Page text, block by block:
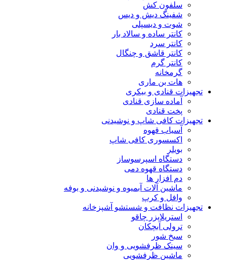
سلفون کش
شفینگ دیش و دیس
شوت و دیسپلی
کانتر ساده و سالاد بار
کانتر سرد
کانتر قاشق و چنگال
کانتر گرم
گرمخانه
هات بن ماری
تجهیزات قنادی و بیکری
آماده سازی قنادی
پخت قنادی
تجهیزات کافی شاپ و نوشیدنی
آسیاب قهوه
اکسسوری کافی شاپ
بویلر
دستگاه اسپرسوساز
دستگاه قهوه دمی
دم افزار ها
ماشین آلات آبمیوه و نوشیدنی و بوفه
وافل و کرپ
تجهیزات نظافت و شستشو آشپزخانه
استریلایزر چاقو
ترولی آبچکان
سیخ شور
سینک ظرفشویی و وان
ماشین ظرفشویی